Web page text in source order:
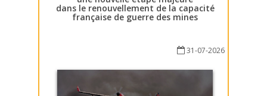
dans le renouvellement de la capacité
française de guerre des mines
31-07-2026